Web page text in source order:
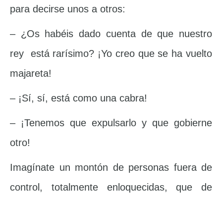
para decirse unos a otros:
– ¿Os habéis dado cuenta de que nuestro
rey está rarísimo? ¡Yo creo que se ha vuelto
majareta!
– ¡Sí, sí, está como una cabra!
– ¡Tenemos que expulsarlo y que gobierne
otro!
Imagínate un montón de personas fuera de
control, totalmente enloquecidas, que de